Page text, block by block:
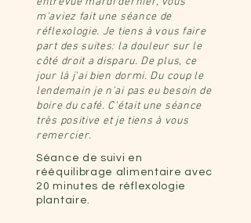
m'aviez fait une séance de
réflexologie. Je tiens à vous faire
part des suites: la douleur sur le
côté droit a disparu. De plus, ce
jour là j'ai bien dormi. Du coup le
lendemain je n'ai pas eu besoin de
boire du café. C'était une séance
très positive et je tiens à vous
remercier.
Séance de suivi en
rééquilibrage alimentaire avec
20 minutes de réflexologie
plantaire.